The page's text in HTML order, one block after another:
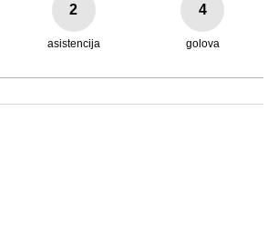
2
asistencija
4
golova